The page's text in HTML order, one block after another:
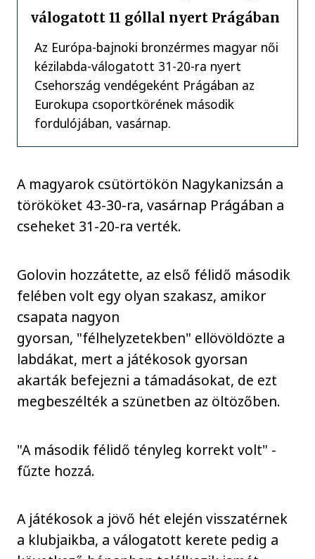
válogatott 11 góllal nyert Prágában
Az Európa-bajnoki bronzérmes magyar női
kézilabda-válogatott 31-20-ra nyert
Csehország vendégeként Prágában az
Eurokupa csoportkörének második
fordulójában, vasárnap.
A magyarok csütörtökön Nagykanizsán a
törököket 43-30-ra, vasárnap Prágában a
cseheket 31-20-ra verték.
Golovin hozzátette, az első félidő második
felében volt egy olyan szakasz, amikor
csapata nagyon
gyorsan, "félhelyzetekben" ellövöldözte a
labdákat, mert a játékosok gyorsan
akarták befejezni a támadásokat, de ezt
megbeszélték a szünetben az öltözőben.
"A második félidő tényleg korrekt volt" -
fűzte hozzá.
A játékosok a jövő hét elején visszatérnek
a klubjaikba, a válogatott kerete pedig a